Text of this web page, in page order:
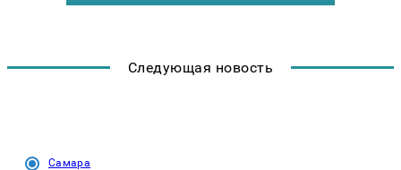
Следующая новость
Самара